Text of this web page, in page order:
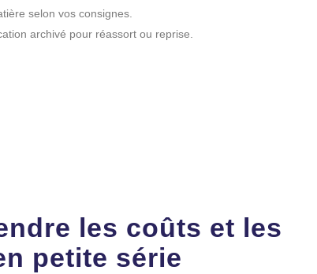
selon vos consignes.
archivé pour réassort ou reprise.
les coûts et les
petite série